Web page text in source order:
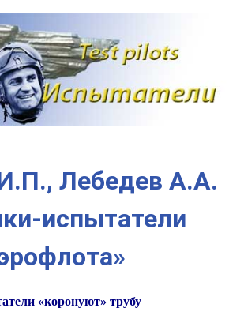
Лебедев А.А.
испытатели
«коронуют» трубу